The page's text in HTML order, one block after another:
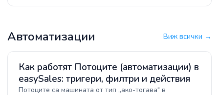
същите продукти на всеки маркетплейс, на който
Автоматизации Виж всички →
Как работят Потоците (автоматизации) в
easySales: тригери, филтри и действия
Потоците са машината от тип „ако-тогава" в